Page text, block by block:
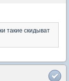
такие скидыват